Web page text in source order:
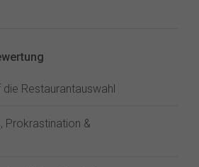
Restaurantauswahl
Prokrastination &